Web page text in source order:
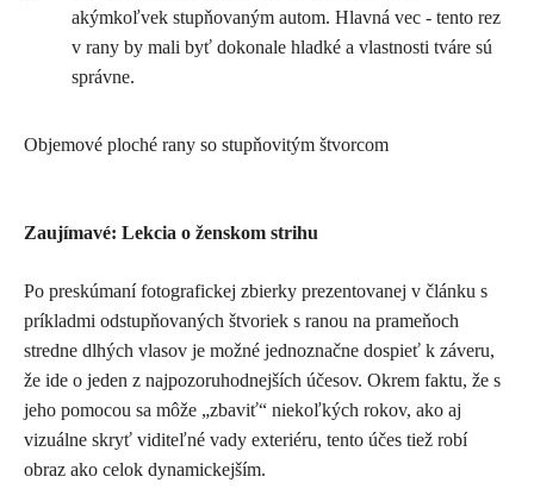
akýmkoľvek stupňovaným autom. Hlavná vec - tento rez
v rany by mali byť dokonale hladké a vlastnosti tváre sú
správne.
Objemové ploché rany so stupňovitým štvorcom
Zaujímavé: Lekcia o ženskom strihu
Po preskúmaní fotografickej zbierky prezentovanej v článku s
príkladmi odstupňovaných štvoriek s ranou na prameňoch
stredne dlhých vlasov je možné jednoznačne dospieť k záveru,
že ide o jeden z najpozoruhodnejších účesov. Okrem faktu, že s
jeho pomocou sa môže „zbaviť“ niekoľkých rokov, ako aj
vizuálne skryť viditeľné vady exteriéru, tento účes tiež robí
obraz ako celok dynamickejším.